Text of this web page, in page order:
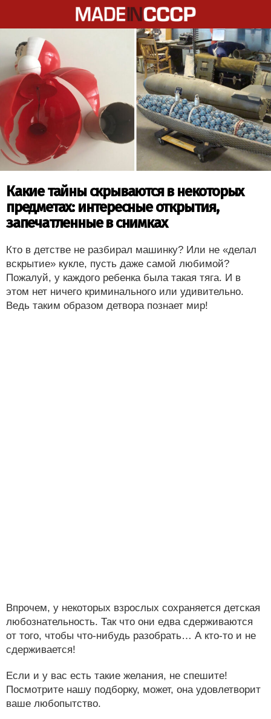
Какие тайны скрываются в некоторых
предметах: интересные открытия,
запечатленные в снимках
Кто в детстве не разбирал машинку? Или не «делал
вскрытие» кукле, пусть даже самой любимой?
Пожалуй, у каждого ребенка была такая тяга. И в
этом нет ничего криминального или удивительно.
Ведь таким образом детвора познает мир!
Впрочем, у некоторых взрослых сохраняется детская
любознательность. Так что они едва сдерживаются
от того, чтобы что-нибудь разобрать… А кто-то и не
сдерживается!
Если и у вас есть такие желания, не спешите!
Посмотрите нашу подборку, может, она удовлетворит
ваше любопытство.